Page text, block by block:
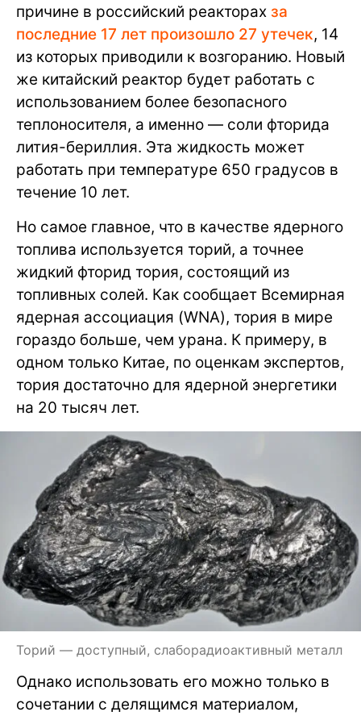
причине в российский реакторах за
последние 17 лет произошло 27 утечек, 14
из которых приводили к возгоранию. Новый
же китайский реактор будет работать с
использованием более безопасного
теплоносителя, а именно — соли фторида
лития-бериллия. Эта жидкость может
работать при температуре 650 градусов в
течение 10 лет.
Но самое главное, что в качестве ядерного
топлива используется торий, а точнее
жидкий фторид тория, состоящий из
топливных солей. Как сообщает Всемирная
ядерная ассоциация (WNA), тория в мире
гораздо больше, чем урана. К примеру, в
одном только Китае, по оценкам экспертов,
тория достаточно для ядерной энергетики
на 20 тысяч лет.
Торий — доступный, слаборадиоактивный металл
Однако использовать его можно только в
сочетании с делящимся материалом,